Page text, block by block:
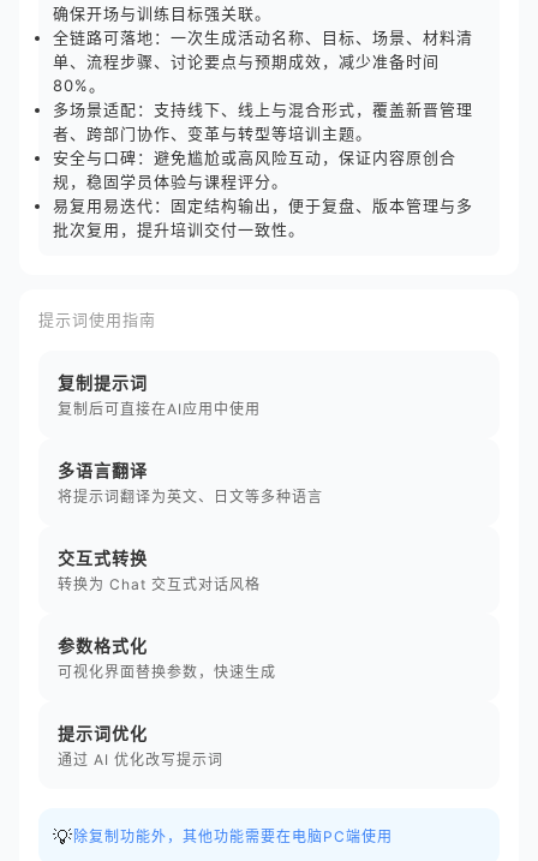
确保开场与训练目标强关联。
全链路可落地：一次生成活动名称、目标、场景、材料清
单、流程步骤、讨论要点与预期成效，减少准备时间
80%。
多场景适配：支持线下、线上与混合形式，覆盖新晋管理
者、跨部门协作、变革与转型等培训主题。
安全与口碑：避免尴尬或高风险互动，保证内容原创合
规，稳固学员体验与课程评分。
易复用易迭代：固定结构输出，便于复盘、版本管理与多
批次复用，提升培训交付一致性。
提示词使用指南
复制提示词
复制后可直接在AI应用中使用
多语言翻译
将提示词翻译为英文、日文等多种语言
交互式转换
转换为 Chat 交互式对话风格
参数格式化
可视化界面替换参数，快速生成
提示词优化
通过 AI 优化改写提示词
💡 除复制功能外，其他功能需要在电脑PC端使用